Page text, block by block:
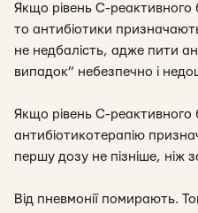
Якщо рівень С-реактивного
то антибіотики
не недбалість, адже пити
випадок” небезпечно і
Якщо рівень С-реактивного
антибіотикотерапію
першу дозу не пізніше, ніж
Від пневмонії помирають.